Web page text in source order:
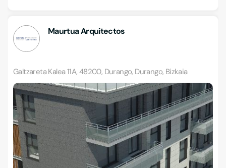
Maurtua Arquitectos
Galtzareta Kalea 11A, 48200, Durango, Durango, Bizkaia